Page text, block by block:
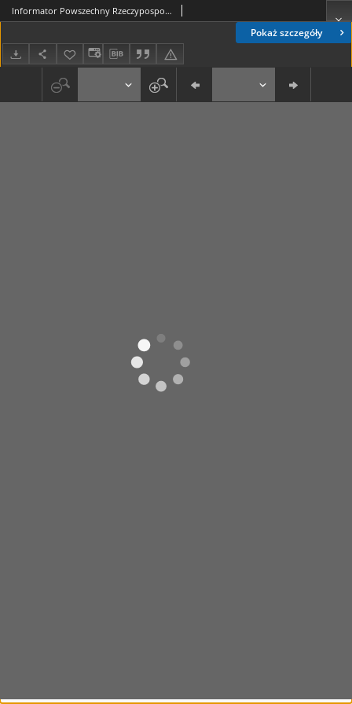
Pokaż szczegóły
Informator Powszechny Rzeczypospolitej Polskiej z Kalendarzem P. P. na Rok 1925. R. 4